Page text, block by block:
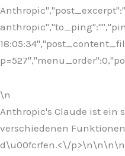
\n
Anthropic's Claude ist ein
verschiedenen
d\u00fcrfen.<\/p>\n\n\n\n